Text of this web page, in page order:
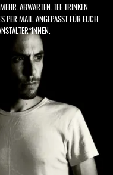
ABWARTEN. TEE TRINKEN.
PER MAIL. ANGEPASST FÜR EUCH